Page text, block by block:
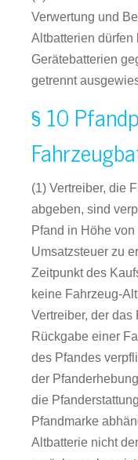
Verwertung und
Altbatterien dürfen
Gerätebatterien
getrennt
§ 10
(1) Vertreiber, die
abgeben, sind
Pfand in Höhe
Umsatzsteuer zu
Zeitpunkt des
keine Fahrzeug-
Vertreiber, der das
Rückgabe einer
des Pfandes
der
die
Pfandmarke
Altbatterie nicht